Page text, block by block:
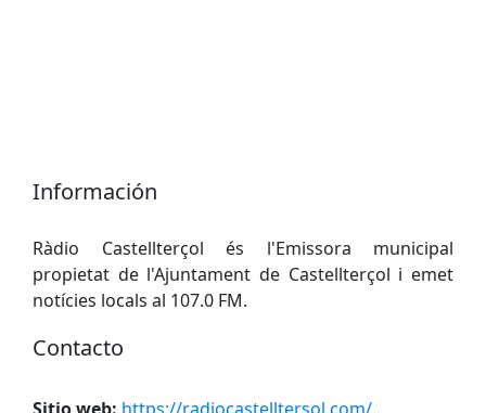
Información
Ràdio Castellterçol és l'Emissora municipal
propietat de l'Ajuntament de Castellterçol i emet
notícies locals al 107.0 FM.
Contacto